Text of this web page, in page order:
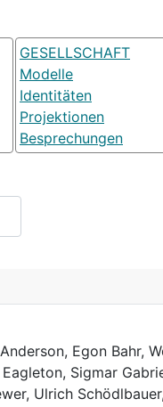
GESELLSCHAFT
Modelle
Identitäten
Projektionen
Besprechungen
Egon Bahr,
Sigmar
Ulrich